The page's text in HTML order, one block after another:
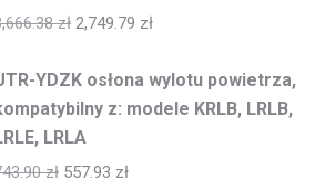
zł 2,749.79 zł
YDZK osłona wylotu powietrza,
z: modele KRLB, LRLB,
LRLA
zł 557.93 zł